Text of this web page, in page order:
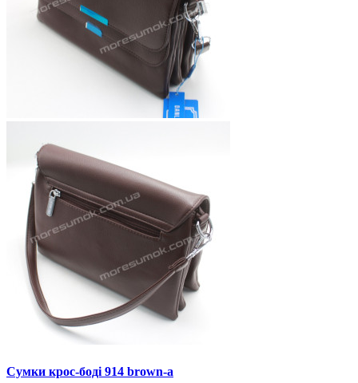
Сумки крос-боді 914 brown-a